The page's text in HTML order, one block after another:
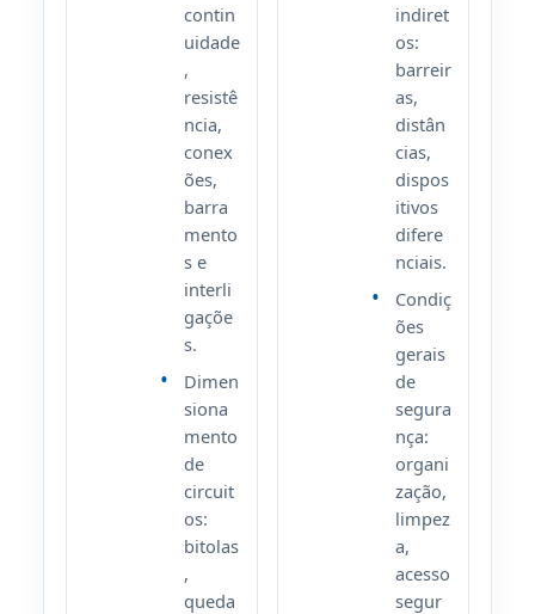
contin
uidade
,
resistê
ncia,
conex
ões,
barra
mento
s e
interli
gaçõe
s.
Dimen
siona
mento
de
circuit
os:
bitolas
,
queda
indiret
os:
barreir
as,
distân
cias,
dispos
itivos
difere
nciais.
Condiç
ões
gerais
de
segura
nça:
organi
zação,
limpez
a,
acesso
segur